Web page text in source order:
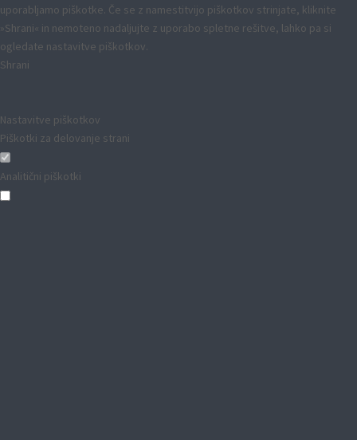
uporabljamo piškotke. Če se z namestitvijo piškotkov strinjate, kliknite
»Shrani« in nemoteno nadaljujte z uporabo spletne rešitve, lahko pa si
ogledate nastavitve piškotkov.
Shrani
Nastavitve piškotkov
Piškotki za delovanje strani
Analitični piškotki